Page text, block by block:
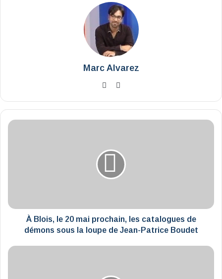
Marc Alvarez
Website
À
de
démons
loupe
À Blois, le 20 mai prochain, les catalogues de
démons sous la loupe de Jean-Patrice Boudet
L'agenda